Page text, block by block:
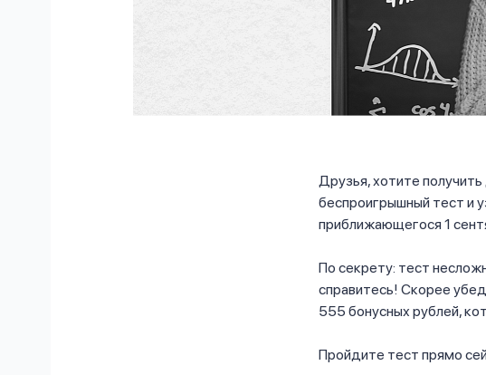
Друзья, хотите
беспроигрышный тест и
приближающегося 1
По секрету: тест
справитесь! Скорее
555 бонусных рублей,
Пройдите тест прямо